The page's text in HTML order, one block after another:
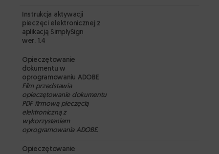
Instrukcja aktywacji
pieczęci elektronicznej z
aplikacją SimplySign
wer. 1.4
Opieczętowanie
dokumentu w
oprogramowaniu ADOBE
Film przedstawia
opieczętowanie dokumentu
PDF firmową pieczęcią
elektroniczną z
wykorzystaniem
oprogramowania ADOBE.
Opieczętowanie